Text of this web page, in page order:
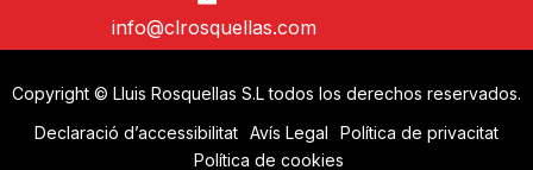
info@clrosquellas.com
Copyright © Lluis Rosquellas S.L todos los derechos reservados.
Declaració d’accessibilitat Avís Legal
Política de privacitat
Política de cookies